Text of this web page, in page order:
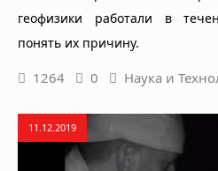
геофизики работали в
понять их причину.
1264 0 Наука и
11.12.2019